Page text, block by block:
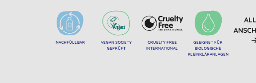
NACHFÜLLBAR
VEGAN SOCIETY
GEPRÜFT
CRUELTY FREE
INTERNATIONAL
GEEIGNET FÜR
BIOLOGISCHE
KLEINKLÄRANLAGEN